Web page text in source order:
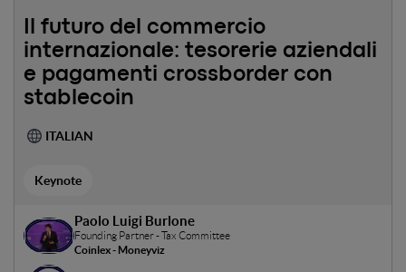
Il futuro del commercio
internazionale: tesorerie aziendali
e pagamenti crossborder con
stablecoin
ITALIAN
Keynote
Paolo Luigi Burlone
Founding Partner - Tax Committee
Coinlex - Moneyviz